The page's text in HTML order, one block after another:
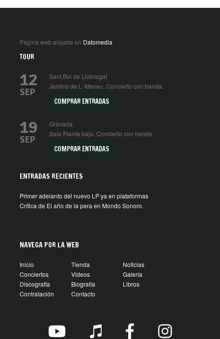
Página web alojada en Datomedia
TOUR
12
SEP
Sant Boi de Llobregat
Jardins de L´Ateneu. Concierto con banda.
COMPRAR ENTRADAS
19
SEP
Granada.
Sala Planta baja. Concierto con banda.
COMPRAR ENTRADAS
ENTRADAS RECIENTES
Primer adelanto del nuevo LP ya en plataformas
Crítica de El año de la pera en Mondo Sonoro.
NAVEGA POR LA WEB
Inicio Tienda
Noticias
Conciertos
Videos
Galería
Discografía
Biografía
Libros
Contratación
Contacto